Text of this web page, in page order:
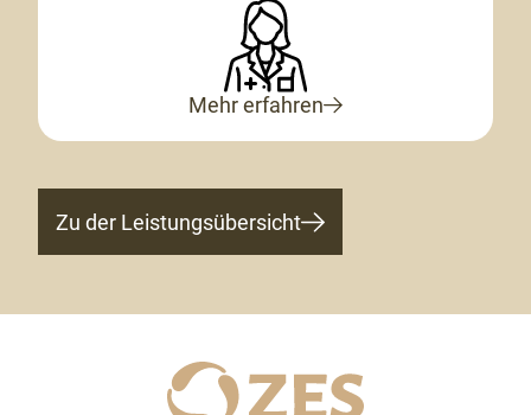
Mehr erfahren
Zu der Leistungsübersicht